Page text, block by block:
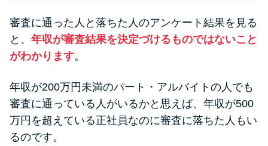
は要注意！
の対処法
申し込みブラックとは?判断の目
審査に通った人と落ちた人のアンケート結果を見る
と、 年収が審査結果を決定づけるものではないこと
がわかります。
年収が200万円未満のパート・アルバイトの人でも
審査に通っている人がいるかと思えば、年収が500
万円を超えている正社員なのに審査に落ちた人もい
るのです。